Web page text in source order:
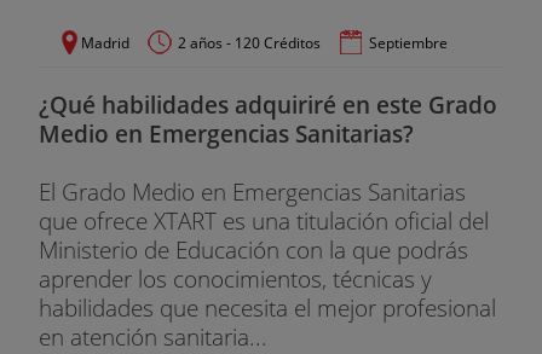
Madrid 2 años - 120 Créditos Septiembre
¿Qué habilidades adquiriré en este Grado
Medio en Emergencias Sanitarias?
El Grado Medio en Emergencias Sanitarias
que ofrece XTART es una titulación oficial del
Ministerio de Educación con la que podrás
aprender los conocimientos, técnicas y
habilidades que necesita el mejor profesional
en atención sanitaria...